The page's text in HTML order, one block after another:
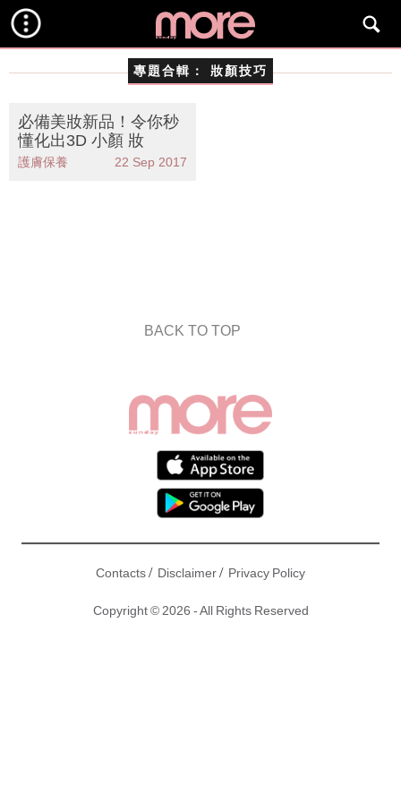
專題合輯： 妝顏技巧
必備美妝新品！令你秒
懂化出3D 小顏 妝
護膚保養 22 Sep 2017
BACK TO TOP
Contacts/ Disclaimer/ Privacy Policy
Copyright © 2026 - All Rights Reserved